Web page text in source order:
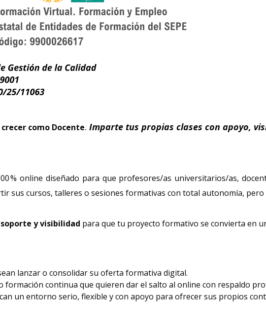
como Docente. Imparte tus propias clases con apoyo,
% online diseñado para que profesores/as universitarios/as,
sus cursos, talleres o sesiones formativas con total autonomía,
y visibilidad para que tu proyecto formativo se convierta en
lanzar o consolidar su oferta formativa digital.
formación continua que quieren dar el salto al online con respaldo
un entorno serio, flexible y con apoyo para ofrecer sus propios